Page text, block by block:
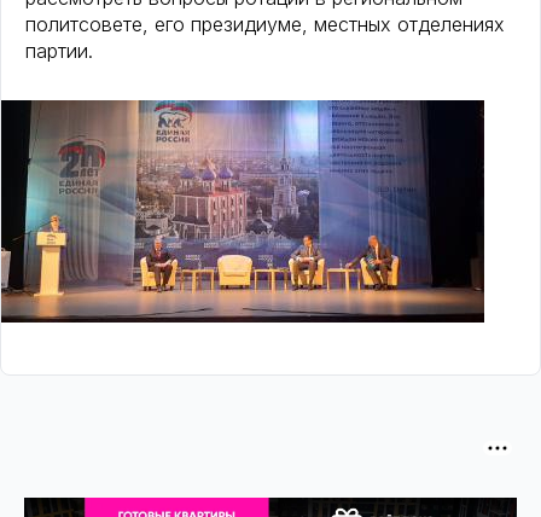
политсовете, его президиуме, местных отделениях
партии.